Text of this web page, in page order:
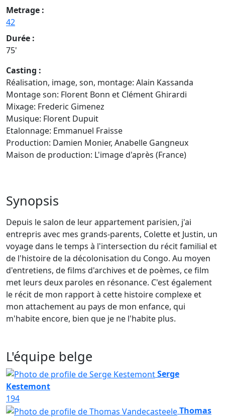
Metrage :
42
Durée :
75'
Casting :
Réalisation, image, son, montage: Alain Kassanda
Montage son: Florent Bonn et Clément Ghirardi
Mixage: Frederic Gimenez
Musique: Florent Dupuit
Etalonnage: Emmanuel Fraisse
Production: Damien Monier, Anabelle Gangneux
Maison de production: L'image d'après (France)
Synopsis
Depuis le salon de leur appartement parisien, j'ai
entrepris avec mes grands-parents, Colette et Justin, un
voyage dans le temps à l'intersection du récit familial et
de l'histoire de la décolonisation du Congo. Au moyen
d'entretiens, de films d'archives et de poèmes, ce film
met leurs deux paroles en résonance. C'est également
le récit de mon rapport à cette histoire complexe et
mon attachement au pays de mon enfance, qui
m'habite encore, bien que je ne l'habite plus.
L'équipe belge
Serge
Kestemont
194
Thomas